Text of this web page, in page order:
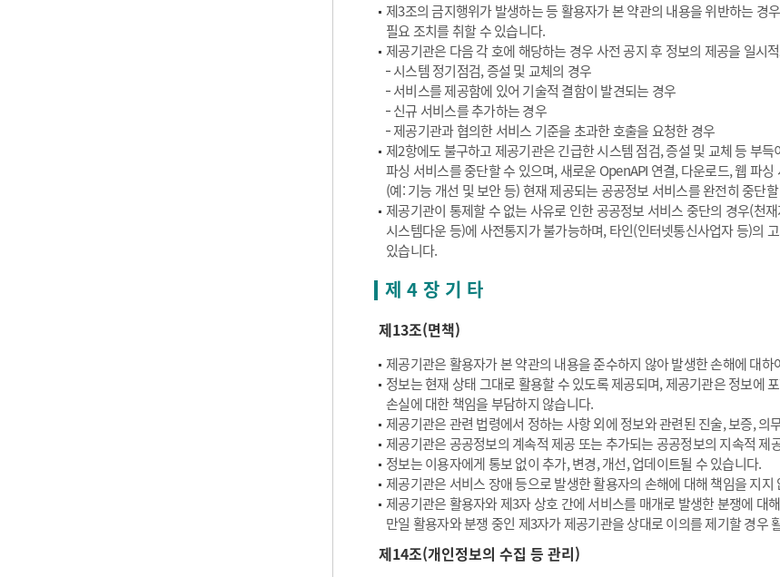
제3조의 금지행위가 발생하는 등 활용자가 본 약관의 내용을 위반하는
필요 조치를 취할 수 있습니다.
제공기관은 다음 각 호에 해당하는 경우 사전 공지 후 정보의 제공을 일시
시스템 정기점검, 증설 및 교체의 경우
서비스를 제공함에 있어 기술적 결함이 발견되는 경우
신규 서비스를 추가하는 경우
제공기관과 협의한 서비스 기준을 초과한 호출을 요청한 경우
제2항에도 불구하고 제공기관은 긴급한 시스템 점검, 증설 및 교체 등 부
파싱 서비스를 중단할 수 있으며, 새로운 OpenAPI 연결, 다운로드, 웹 파
(예: 기능 개선 및 보안 등) 현재 제공되는 공공정보 서비스를 완전히 중단
제공기관이 통제할 수 없는 사유로 인한 공공정보 서비스 중단의 경우(천
시스템다운 등)에 사전통지가 불가능하며, 타인(인터넷통신사업자 등)의
있습니다.
제 4 장 기 타
제13조(면책)
제공기관은 활용자가 본 약관의 내용을 준수하지 않아 발생한 손해에 대하
정보는 현재 상태 그대로 활용할 수 있도록 제공되며, 제공기관은 정보에
손실에 대한 책임을 부담하지 않습니다.
제공기관은 관련 법령에서 정하는 사항 외에 정보와 관련된 진술, 보증, 의
제공기관은 공공정보의 계속적 제공 또는 추가되는 공공정보의 지속적 제
정보는 이용자에게 통보 없이 추가, 변경, 개선, 업데이트될 수 있습니다.
제공기관은 서비스 장애 등으로 발생한 활용자의 손해에 대해 책임을 지지
제공기관은 활용자와 제3자 상호 간에 서비스를 매개로 발생한 분쟁에 대
만일 활용자와 분쟁 중인 제3자가 제공기관을 상대로 이의를 제기할 경
제14조(개인정보의 수집 등 관리)